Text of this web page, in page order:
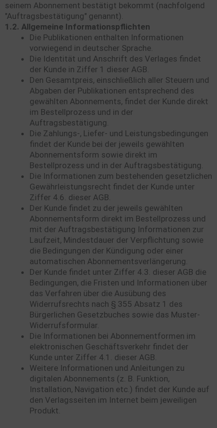
seinem Abonnement bestätigt bekommt (nachfolgend
"Auftragsbestätigung" genannt).
1.2. Allgemeine Informationspflichten
Die Publikationen enthalten Informationen
vorwiegend in deutscher Sprache.
Die Identität und Anschrift des Verlages findet
der Kunde in Ziffer 1 dieser AGB.
Den Gesamtpreis, einschließlich aller Steuern und
Abgaben der Publikationen entsprechend des
gewählten Abonnements, findet der Kunde direkt
im Bestellprozess und in der
Auftragsbestätigung.
Die Zahlungs-, Liefer- und Leistungsbedingungen
findet der Kunde bei der jeweils gewählten
Abonnementsform sowie direkt im
Bestellprozess und in der Auftragsbestätigung.
Die Informationen zum bestehenden gesetzlichen
Gewährleistungsrecht findet der Kunde unter
Ziffer 4.6. dieser AGB.
Der Kunde findet zu der jeweils gewählten
Abonnementsform direkt im Bestellprozess und
mit der Auftragsbestätigung Informationen zur
Laufzeit, Mindestdauer der Verpflichtung sowie
die Bedingungen der Kündigung oder einer
automatischen Abonnementsverlängerung.
Der Kunde findet unter Ziffer 4.3. dieser AGB die
Bedingungen, die Fristen und Informationen über
das Verfahren über die Ausübung des
Widerrufsrechts nach § 355 Absatz 1 des
Bürgerlichen Gesetzbuches sowie das Muster-
Widerrufsformular.
Die Informationen bei Abonnementformen im
elektronischen Geschäftsverkehr findet der
Kunde unter Ziffer 4.1. dieser AGB.
Weitere Informationen und Anleitungen zu
digitalen Abonnements (z. B. Funktion,
Installation, Navigation etc.) findet der Kunde auf
den Verlagsseiten im Internet beim jeweiligen
Produkt.